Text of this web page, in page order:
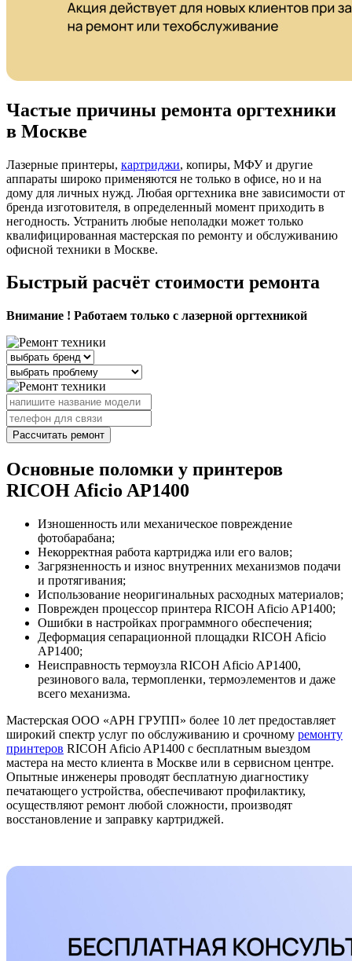
Частые причины ремонта оргтехники
в Москве
Лазерные принтеры, картриджи, копиры, МФУ и другие
аппараты широко применяются не только в офисе, но и на
дому для личных нужд. Любая оргтехника вне зависимости от
бренда изготовителя, в определенный момент приходить в
негодность. Устранить любые неполадки может только
квалифицированная мастерская по ремонту и обслуживанию
офисной техники в Москве.
Быстрый расчёт стоимости ремонта
Внимание ! Работаем только с лазерной оргтехникой
Рассчитать ремонт
Основные поломки у принтеров
RICOH Aficio AP1400
Изношенность или механическое повреждение
фотобарабана;
Некорректная работа картриджа или его валов;
Загрязненность и износ внутренних механизмов подачи
и протягивания;
Использование неоригинальных расходных материалов;
Поврежден процессор принтера RICOH Aficio AP1400;
Ошибки в настройках программного обеспечения;
Деформация сепарационной площадки RICOH Aficio
AP1400;
Неисправность термоузла RICOH Aficio AP1400,
резинового вала, термопленки, термоэлементов и даже
всего механизма.
Мастерская ООО «АРН ГРУПП» более 10 лет предоставляет
широкий спектр услуг по обслуживанию и срочному ремонту
принтеров RICOH Aficio AP1400 с бесплатным выездом
мастера на место клиента в Москве или в сервисном центре.
Опытные инженеры проводят бесплатную диагностику
печатающего устройства, обеспечивают профилактику,
осуществляют ремонт любой сложности, производят
восстановление и заправку картриджей.